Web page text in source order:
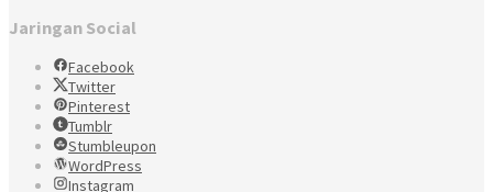
Jaringan Social
Facebook
Twitter
Pinterest
Tumblr
Stumbleupon
WordPress
Instagram